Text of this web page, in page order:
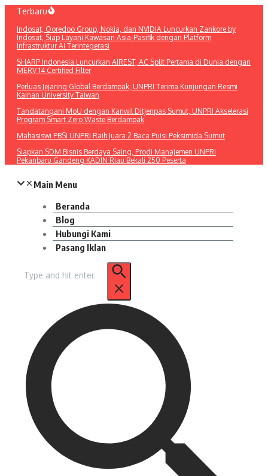
Lewati
konten
Terbaru
Indosat, Ooredoo Group, Nokia, dan NVIDIA Luncurkan Zankore by
Indosat, Siap Layani Kawasan Asia-Pasifik dengan Platform
Infrastruktur AI Terintegerasi
SHARP Indonesia Luncurkan AIREST, AC Split Pertama di Dunia dengan
MERV 14 Certified Filter
Perluas Jejaring Global Berdampak, UNPRI Terima Kunjungan Resmi
Kainan University Taiwan
Tandatangani MoU dengan Kanwil Ditjenpas Sumut, UNPRI Akselerasi
Program Smart Zero Waste Berdampak
Mahasiswi PBSI UNPRI Raih Juara 2 Baca Puisi Peksimida Sumut
Siapkan SDM Bisnis Berdaya Saing, Prodi Manajemen UNPRI
Pekanbaru Gandeng KADIN Riau Bekali 250 Peserta
Main Menu
Beranda
Blog
Hubungi Kami
Pasang Iklan
untuk: